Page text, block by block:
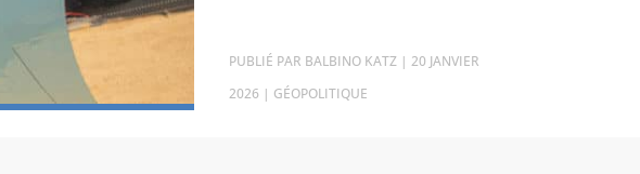
PAR BALBINO KATZ | 20 JANVIER
2026 | GÉOPOLITIQUE